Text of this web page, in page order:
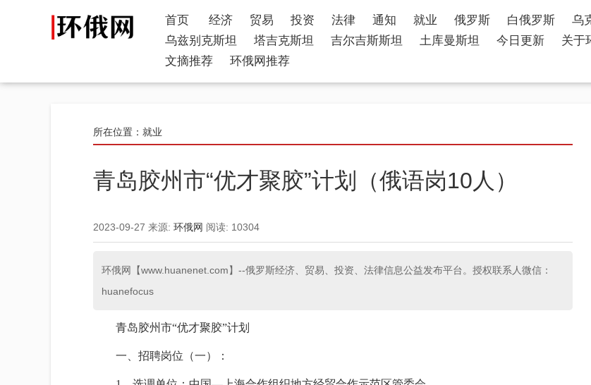
首页 经济 贸易 投资 法律 通知 就业 俄罗斯 白俄罗斯 乌
乌兹别克斯坦
塔吉克斯坦 吉尔吉斯斯坦 土库曼斯坦 今日更新 关于
文摘推荐
环俄网推荐
所在位置： 就业
​青岛胶州市“优才聚胶”计划（俄语岗10人）
2023-09-27 来源: 环俄网 阅读: 10304
环俄网【www.huanenet.com】--俄罗斯经济、贸易、投资、法律信息公益发布平台。授权联系人微信：
huanefocus
青岛胶州市“优才聚胶”计划
一、招聘岗位（一）：